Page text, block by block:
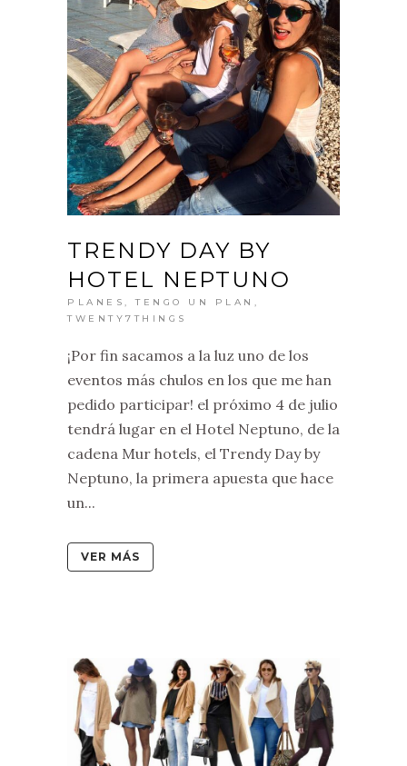
TRENDY DAY BY
HOTEL NEPTUNO
PLANES ,TENGO UN PLAN ,
TWENTY7THINGS
¡Por fin sacamos a la luz uno de los
eventos más chulos en los que me han
pedido participar! el próximo 4 de julio
tendrá lugar en el Hotel Neptuno, de la
cadena Mur hotels, el Trendy Day by
Neptuno, la primera apuesta que hace
un...
VER MÁS